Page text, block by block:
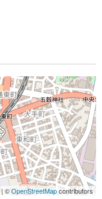
| ©OpenStreetMapcontributors